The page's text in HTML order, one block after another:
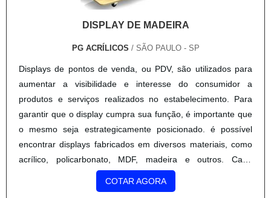
DISPLAY DE MADEIRA
PG ACRÍLICOS / SÃO PAULO - SP
Displays de pontos de venda, ou PDV, são utilizados para
aumentar a visibilidade e interesse do consumidor a
produtos e serviços realizados no estabelecimento. Para
garantir que o display cumpra sua função, é importante que
o mesmo seja estrategicamente posicionado. é possível
encontrar displays fabricados em diversos materiais, como
acrílico, policarbonato, MDF, madeira e outros. Cada
material é indicado para usos e estabelecimentos
COTAR AGORA